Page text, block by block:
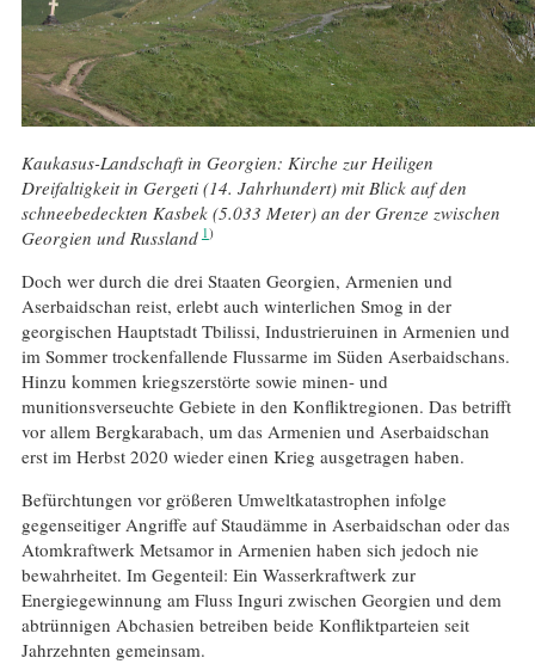
Kaukasus-Landschaft in Georgien: Kirche zur Heiligen
Dreifaltigkeit in Gergeti (14. Jahrhundert) mit Blick auf den
schneebedeckten Kasbek (5.033 Meter) an der Grenze zwischen
Georgien und Russland 1
Doch wer durch die drei Staaten Georgien, Armenien und
Aserbaidschan reist, erlebt auch winterlichen Smog in der
georgischen Hauptstadt Tbilissi, Industrieruinen in Armenien und
im Sommer trockenfallende Flussarme im Süden Aserbaidschans.
Hinzu kommen kriegszerstörte sowie minen- und
munitionsverseuchte Gebiete in den Konfliktregionen. Das betrifft
vor allem Bergkarabach, um das Armenien und Aserbaidschan
erst im Herbst 2020 wieder einen Krieg ausgetragen haben.
Befürchtungen vor größeren Umweltkatastrophen infolge
gegenseitiger Angriffe auf Staudämme in Aserbaidschan oder das
Atomkraftwerk Metsamor in Armenien haben sich jedoch nie
bewahrheitet. Im Gegenteil: Ein Wasserkraftwerk zur
Energiegewinnung am Fluss Inguri zwischen Georgien und dem
abtrünnigen Abchasien betreiben beide Konfliktparteien seit
Jahrzehnten gemeinsam.